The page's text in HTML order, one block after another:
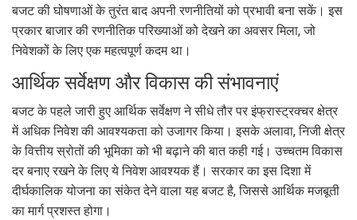
बजट की घोषणाओं के तुरंत बाद अपनी रणनीतियों को प्रभावी बना सकें। इस
प्रकार बाजार की रणनीतिक परिख्याओं को देखने का अवसर मिला, जो
निवेशकों के लिए एक महत्वपूर्ण कदम था।
आर्थिक सर्वेक्षण और विकास की संभावनाएं
बजट के पहले जारी हुए आर्थिक सर्वेक्षण ने सीधे तौर पर इंफ्रास्ट्रक्चर क्षेत्र
में अधिक निवेश की आवश्यकता को उजागर किया। इसके अलावा, निजी क्षेत्र
के वित्तीय स्रोतों की भूमिका को भी बढ़ाने की बात कही गई। उच्चतम विकास
दर बनाए रखने के लिए ये निवेश आवश्यक हैं। सरकार का इस दिशा में
दीर्घकालिक योजना का संकेत देने वाला यह बजट है, जिससे आर्थिक मजबूती
का मार्ग प्रशस्त होगा।